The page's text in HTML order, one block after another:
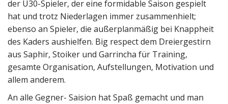
der Ü30-Spieler, der eine formidable Saison gespielt
hat und trotz Niederlagen immer zusammenhielt;
ebenso an Spieler, die außerplanmäßig bei Knappheit
des Kaders aushielfen. Big respect dem Dreiergestirn
aus Saphir, Stoiker und Garrincha für Training,
gesamte Organisation, Aufstellungen, Motivation und
allem anderem.
An alle Gegner- Saision hat Spaß gemacht und man